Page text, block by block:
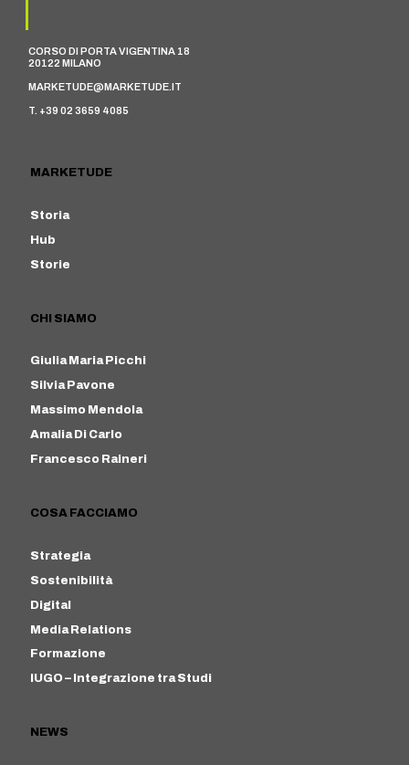
CORSO DI PORTA VIGENTINA 18
20122 MILANO
MARKETUDE@MARKETUDE.IT
T. +39 02 3659 4085
MARKETUDE
Storia
Hub
Storie
CHI SIAMO
Giulia Maria Picchi
Silvia Pavone
Massimo Mendola
Amalia Di Carlo
Francesco Raineri
COSA FACCIAMO
Strategia
Sostenibilità
Digital
Media Relations
Formazione
IUGO – Integrazione tra Studi
NEWS